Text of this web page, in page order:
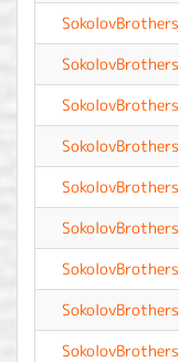
SokolovBrothers
SokolovBrothers
SokolovBrothers
SokolovBrothers
SokolovBrothers
SokolovBrothers
SokolovBrothers
SokolovBrothers
SokolovBrothers